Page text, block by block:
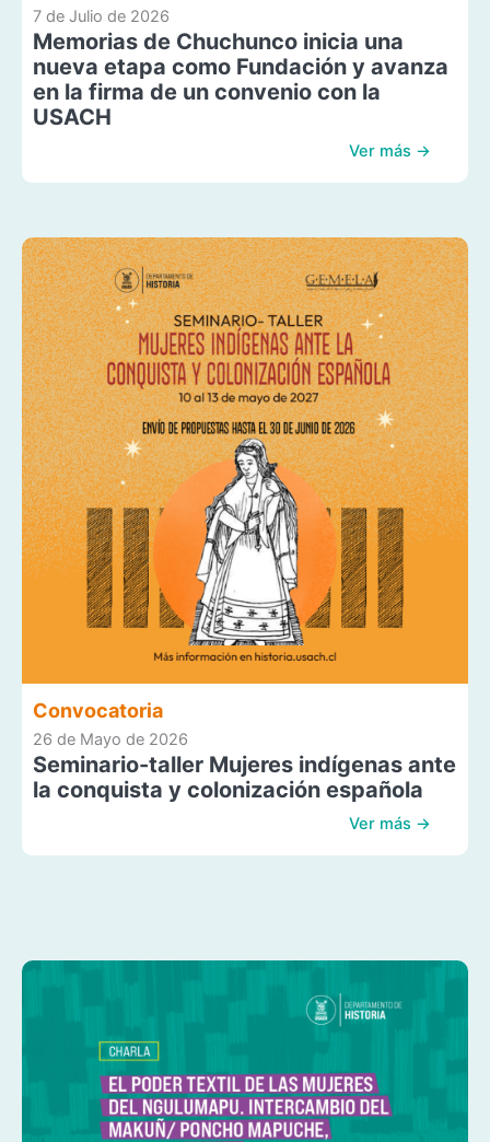
7 de Julio de 2026
Memorias de Chuchunco inicia una
nueva etapa como Fundación y avanza
en la firma de un convenio con la
USACH
Ver más →
Convocatoria
26 de Mayo de 2026
Seminario-taller Mujeres indígenas ante
la conquista y colonización española
Ver más →